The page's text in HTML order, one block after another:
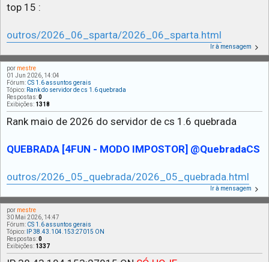
top 15 :
outros/2026_06_sparta/2026_06_sparta.html
Ir à mensagem
por mestre
01 Jun 2026, 14:04
Fórum: CS 1.6 assuntos gerais
Tópico: Rank do servidor de cs 1.6 quebrada
Respostas:0
Exibições: 1318
Rank maio de 2026 do servidor de cs 1.6 quebrada
QUEBRADA [4FUN - MODO IMPOSTOR] @QuebradaCS
outros/2026_05_quebrada/2026_05_quebrada.html
Ir à mensagem
por mestre
30 Mai 2026, 14:47
Fórum: CS 1.6 assuntos gerais
Tópico:
IP 38.43.104.153:27015 ON
Respostas:0
Exibições: 1337